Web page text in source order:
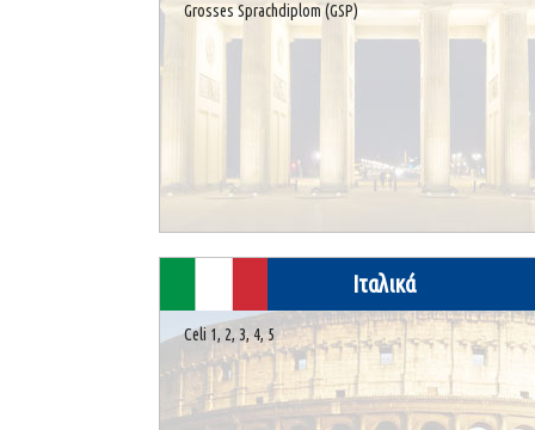
Grosses Sprachdiplom (GSP)
Ιταλικά
Celi 1, 2, 3, 4, 5